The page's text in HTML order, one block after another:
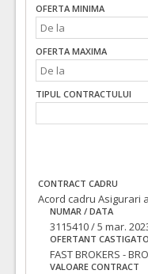
OFERTA MINIMA
OFERTA MAXIMA
TIPUL CONTRACTULUI
CONTRACT CADRU
Acord cadru Asigurari
NUMAR / DATA
3115410 / 5 mar.
OFERTANT
FAST BROKERS -
VALOARE CONTRACT